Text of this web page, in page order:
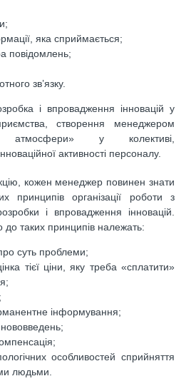
яка сприймається;
повідомлень;
зв’язку.
і впровадження інновацій у
створення менеджером
атмосфери» у колективі,
активності персоналу.
кожен менеджер повинен знати
принципів організації роботи з
і впровадження інновацій.
до таких принципів належать:
суть проблеми;
тієї ціни, яку треба «сплатити»
інформування;
особливостей сприйняття
людьми.